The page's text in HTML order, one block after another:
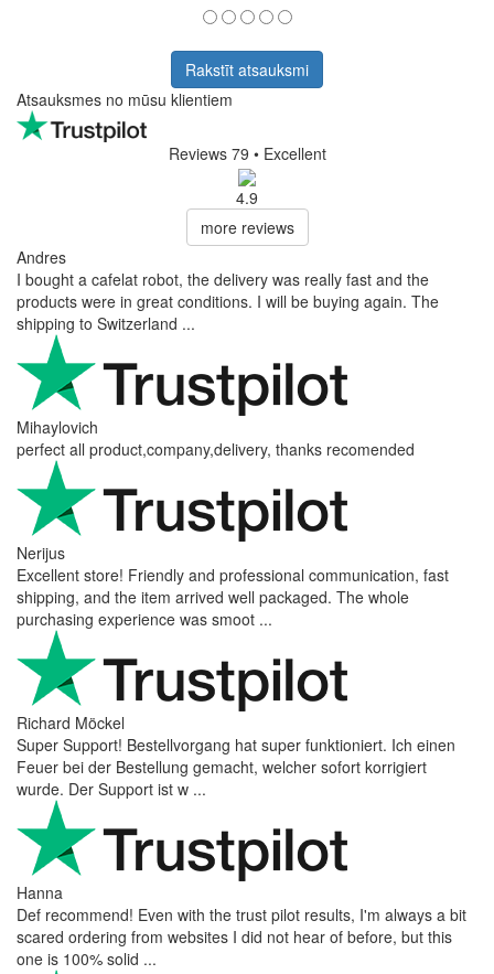
Rakstīt atsauksmi
Atsauksmes no mūsu klientiem
Reviews 79 • Excellent
4.9
more reviews
Andres
I bought a cafelat robot, the delivery was really fast and the
products were in great conditions. I will be buying again. The
shipping to Switzerland ...
Mihaylovich
perfect all product,company,delivery, thanks recomended
Nerijus
Excellent store! Friendly and professional communication, fast
shipping, and the item arrived well packaged. The whole
purchasing experience was smoot ...
Richard Möckel
Super Support! Bestellvorgang hat super funktioniert. Ich einen
Feuer bei der Bestellung gemacht, welcher sofort korrigiert
wurde. Der Support ist w ...
Hanna
Def recommend! Even with the trust pilot results, I'm always a bit
scared ordering from websites I did not hear of before, but this
one is 100% solid ...